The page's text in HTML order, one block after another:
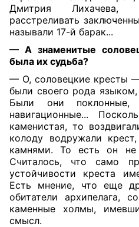
Дмитрия
расстреливать
называли 17-й барак...
— А знаменитые
была их судьба?
— О, соловецкие кресты
были своего рода языком,
Были они поклонные,
навигационные...
каменистая, то
колоду водружали
камнями. То есть он не
Считалось, что само
устойчивости креста
Есть мнение, что еще
обитатели архипелага,
каменные холмы,
смысл.